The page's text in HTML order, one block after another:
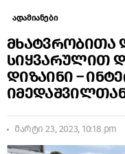
ადამიანები
მხატვრობითა
სიყვარულით
დიზაინი –
მარტი 23, 2023, 10:18 pm